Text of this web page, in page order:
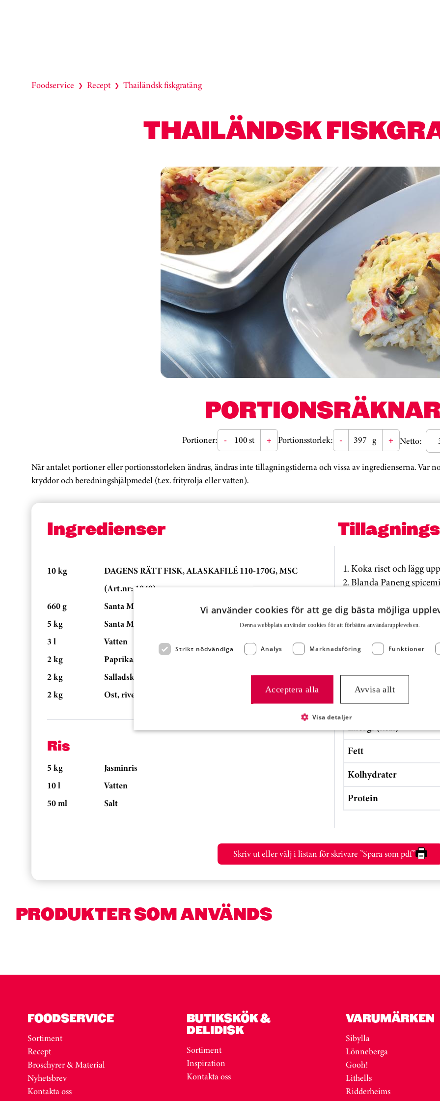
Foodservice ❯ Recept ❯ Thailändsk fiskgratäng
THAILÄNDSK
Portioner: - st + Portionsstorlek: - g + Netto:
När antalet portioner eller portionsstorleken ändras, ändras inte tillagningstiderna och vissa av ingredienserna. Var
kryddor och beredningshjälpmedel (t.ex. frityrolja eller vatten).
Ingredienser
10 kg
DAGENS RÄTT FISK, ALASKAFILÉ 110-170G, MSC
(Art.nr: 1049)
660 g
Santa Maria Paneng Spice Mix
5 kg
Santa Maria Coconut Cream
3 l
Vatten
2 kg
Paprika, röd, tärnad
2 kg
Salladskål, strimlad
2 kg
Ost, riven
Ris
5 kg
Jasminris
10 l
Vatten
50 ml
Salt
1. Koka riset och lägg
2. Blanda Paneng
salladskål och riven ost.
3. Gratinera i 175
Näringsvärde
Energi (kJ)
Energi (kcal)
Fett
Kolhydrater
Protein
Skriv ut eller välj i listan för skrivare ”Spara som pdf”
PRODUKTER SOM ANVÄNDS
FOODSERVICE
Sortiment
Recept
Broschyrer & Material
Nyhetsbrev
Kontakta oss
BUTIKSKÖK &
DELIDISK
Sortiment
Inspiration
Kontakta oss
VARUMÄRKEN
Sibylla
Lönneberga
Gooh!
Lithells
Ridderheims
Vi använder cookies för att ge dig bästa möjliga
Denna webbplats använder cookies för att för­bättra användar­upplevelsen.
Strikt nödvändiga Analys Marknadsföring Funktioner
Acceptera alla Avvisa allt
Visa detaljer